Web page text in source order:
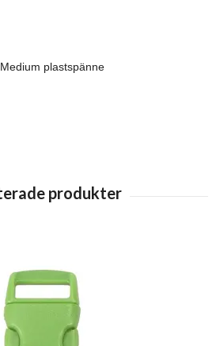
Medium plastspänne